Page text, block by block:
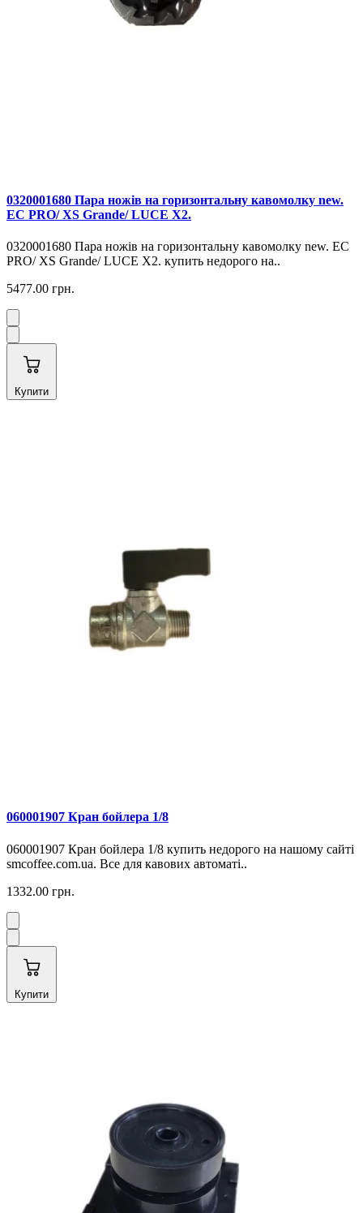
0320001680 Пара ножів на горизонтальну кавомолку new.
EC PRO/ XS Grande/ LUCE X2.
0320001680 Пара ножів на горизонтальну кавомолку new. EC
PRO/ XS Grande/ LUCE X2. купить недорого на..
5477.00 грн.
Купити
060001907 Кран бойлера 1/8
060001907 Кран бойлера 1/8 купить недорого на нашому сайті
smcoffee.com.ua. Все для кавових автоматі..
1332.00 грн.
Купити